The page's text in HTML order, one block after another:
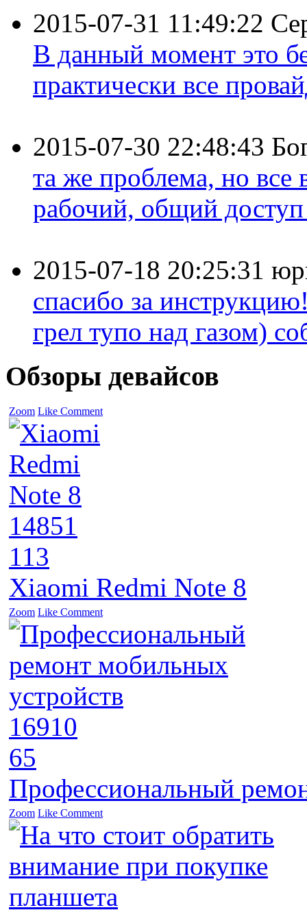
2015-07-31 11:49:22
В данный момент это
практически все
2015-07-30 22:48:43
та же проблема, но все
рабочий, общий доступ
2015-07-18 20:25:31
спасибо за
грел тупо над газом)
Обзоры девайсов
Zoom Like Comment
14851
113
Xiaomi Redmi Note 8
Zoom Like Comment
16910
65
Профессиональный
Zoom Like Comment